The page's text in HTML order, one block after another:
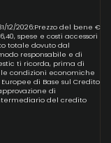
12/2026:Prezzo del bene €
spese e costi accessori
totale dovuto dal
responsabile e di
ti ricorda, prima di
condizioni economiche
di Base sul Credito
di
del credito